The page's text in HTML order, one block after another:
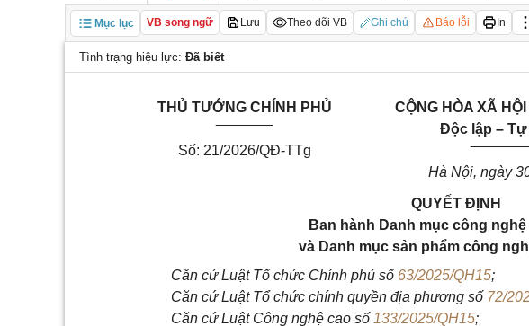
Mục lục VB song ngữ Lưu Theo dõi VB Ghi chú Báo lỗi In
Tình trạng hiệu lực: Đã biết
THỦ TƯỚNG CHÍNH PHỦ
Số: 21/2026/QĐ-TTg
CỘNG HÒA XÃ
Độc lập –
Hà Nội, ngày
QUYẾT ĐỊNH
Ban hành Danh mục công
và Danh mục sản phẩm công
Căn cứ Luật Tổ chức Chính phủ số 63/2025/QH15;
Căn cứ Luật Tổ chức chính quyền địa phương số 72/
Căn cứ Luật Công nghệ cao số 133/2025/QH15;